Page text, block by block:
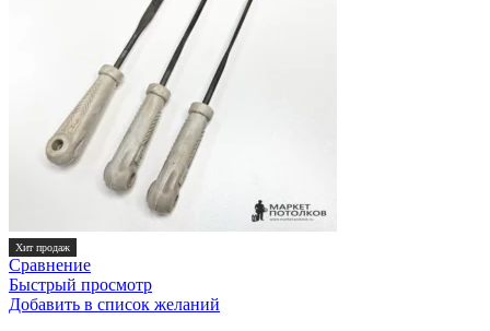
Хит продаж
Сравнение
Быстрый просмотр
Добавить в список желаний